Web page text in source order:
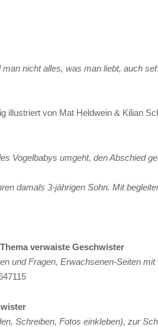
nicht alles, was man liebt, auch
illustriert von Mat Heldwein & Kilian
Vogelbabys umgeht, den Abschied
damals 3-jährigen Sohn. Mit
verwaiste Geschwister
und Fragen, Erwachsenen-Seiten
13‏: ‎978-3902647115
Schreiben, Fotos einkleben), zur